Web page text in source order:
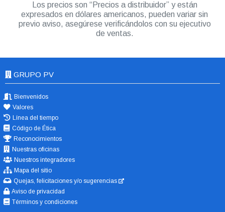
Los precios son “Precios a distribuidor” y están
expresados en dólares americanos, pueden variar sin
previo aviso, asegúrese verificándolos con su ejecutivo
de ventas.
GRUPO PV
Bienvenidos
Valores
Línea del tiempo
Código de Ética
Reconocimientos
Nuestras oficinas
Nuestros integradores
Mapa del sitio
Quejas, felicitaciones y/o sugerencias
Aviso de privacidad
Términos y condiciones